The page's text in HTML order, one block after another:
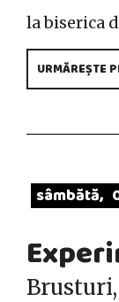
la biserica
URMĂREȘTE
sâmbătă